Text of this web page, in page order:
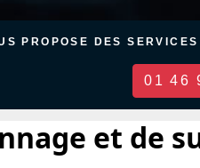
PROPOSE DES
01 46
et de